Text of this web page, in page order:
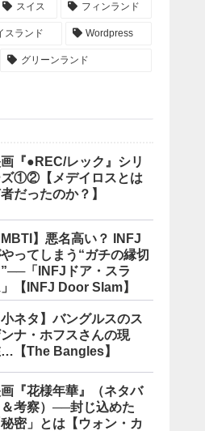
スイス フィンランド
スランド Wordpress
グリーンランド
『●REC/レック』シリ
ズ①②【メデイロスとは
だったのか？】
MBTI】悪名高い？ INFJ
ってしまう“ガチの縁切
”──「INFJドア・スラ
【INFJ Door Slam】
小ネタ】バングルスのス
ナ・ホフスさんの現
【The Bangles】
画『花様年華』（ネタバ
＆考察）──封じ込めた
秘密」とは【ウォン・カ